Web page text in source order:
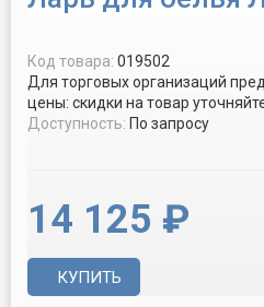
Код товара: 019502
Для торговых организаций
цены: скидки на товар
Доступность: По запросу
14 125 ₽
КУПИТЬ